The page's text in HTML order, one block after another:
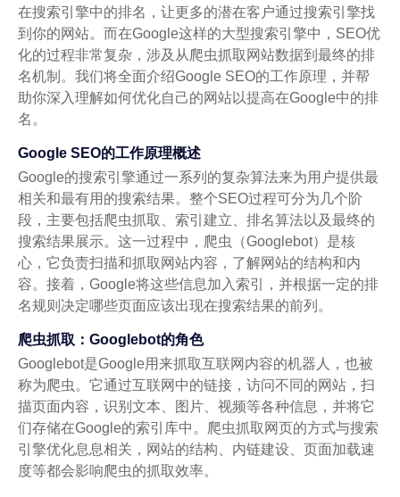
在搜索引擎中的排名，让更多的潜在客户通过搜索引擎找
到你的网站。而在Google这样的大型搜索引擎中，SEO优
化的过程非常复杂，涉及从爬虫抓取网站数据到最终的排
名机制。我们将全面介绍Google SEO的工作原理，并帮
助你深入理解如何优化自己的网站以提高在Google中的排
名。
Google SEO的工作原理概述
Google的搜索引擎通过一系列的复杂算法来为用户提供最
相关和最有用的搜索结果。整个SEO过程可分为几个阶
段，主要包括爬虫抓取、索引建立、排名算法以及最终的
搜索结果展示。这一过程中，爬虫（Googlebot）是核
心，它负责扫描和抓取网站内容，了解网站的结构和内
容。接着，Google将这些信息加入索引，并根据一定的排
名规则决定哪些页面应该出现在搜索结果的前列。
爬虫抓取：Googlebot的角色
Googlebot是Google用来抓取互联网内容的机器人，也被
称为爬虫。它通过互联网中的链接，访问不同的网站，扫
描页面内容，识别文本、图片、视频等各种信息，并将它
们存储在Google的索引库中。爬虫抓取网页的方式与搜索
引擎优化息息相关，网站的结构、内链建设、页面加载速
度等都会影响爬虫的抓取效率。